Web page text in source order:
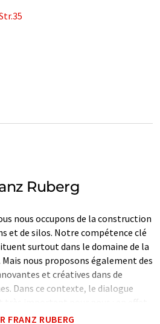
Ruberg
nous occupons de la construction
et de silos. Notre compétence clé
surtout dans le domaine de la
nous proposons également des
et créatives dans de
Dans ce contexte, le dialogue
d'installation robuste et fiable
FRANZ RUBERG